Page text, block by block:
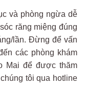
và phòng ngừa dễ
răng miệng đúng
lần. Đừng để vấn
các phòng khám
Mai để được thăm
tôi qua hotline